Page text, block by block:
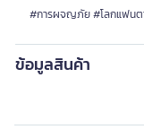
#การผจญภัย #โลกแฟนต
ข้อมูลสินค้า